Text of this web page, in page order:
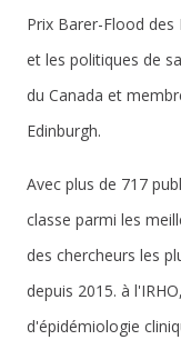
Prix Barer-Flood des
et les politiques de
du Canada et
Edinburgh.
Avec plus de 717
classe parmi les
des chercheurs les
depuis 2015. à
d'épidémiologie